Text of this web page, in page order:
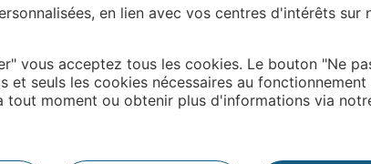
en lien avec vos centres d'intérêts sur
vous acceptez tous les cookies. Le bouton "Ne
et seuls les cookies nécessaires au
tout moment ou obtenir plus d'informations via
cette activité?
Tourisme en écrivant à vit@tourisme –